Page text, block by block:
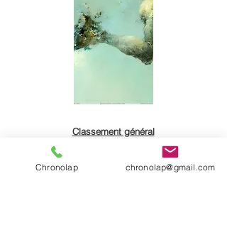
Classement général
13/11/2021 - Trail de La Vallée de La Thure
Chronolap chronolap@gmail.com